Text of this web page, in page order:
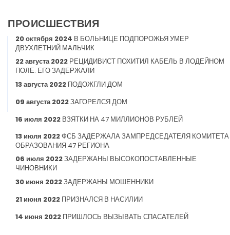
ПРОИСШЕСТВИЯ
20 октября 2024 В БОЛЬНИЦЕ ПОДПОРОЖЬЯ УМЕР
ДВУХЛЕТНИЙ МАЛЬЧИК
22 августа 2022 РЕЦИДИВИСТ ПОХИТИЛ КАБЕЛЬ В ЛОДЕЙНОМ
ПОЛЕ. ЕГО ЗАДЕРЖАЛИ
13 августа 2022 ПОДОЖГЛИ ДОМ
09 августа 2022ЗАГОРЕЛСЯ ДОМ
16 июля 2022 ВЗЯТКИ НА 47 МИЛЛИОНОВ РУБЛЕЙ
13 июля 2022ФСБ ЗАДЕРЖАЛА ЗАМПРЕДСЕДАТЕЛЯ КОМИТЕТА
ОБРАЗОВАНИЯ 47 РЕГИОНА
06 июля 2022ЗАДЕРЖАНЫ ВЫСОКОПОСТАВЛЕННЫЕ
ЧИНОВНИКИ
30 июня 2022ЗАДЕРЖАНЫ МОШЕННИКИ
21 июня 2022 ПРИЗНАЛСЯ В НАСИЛИИ
14 июня 2022 ПРИШЛОСЬ ВЫЗЫВАТЬ СПАСАТЕЛЕЙ